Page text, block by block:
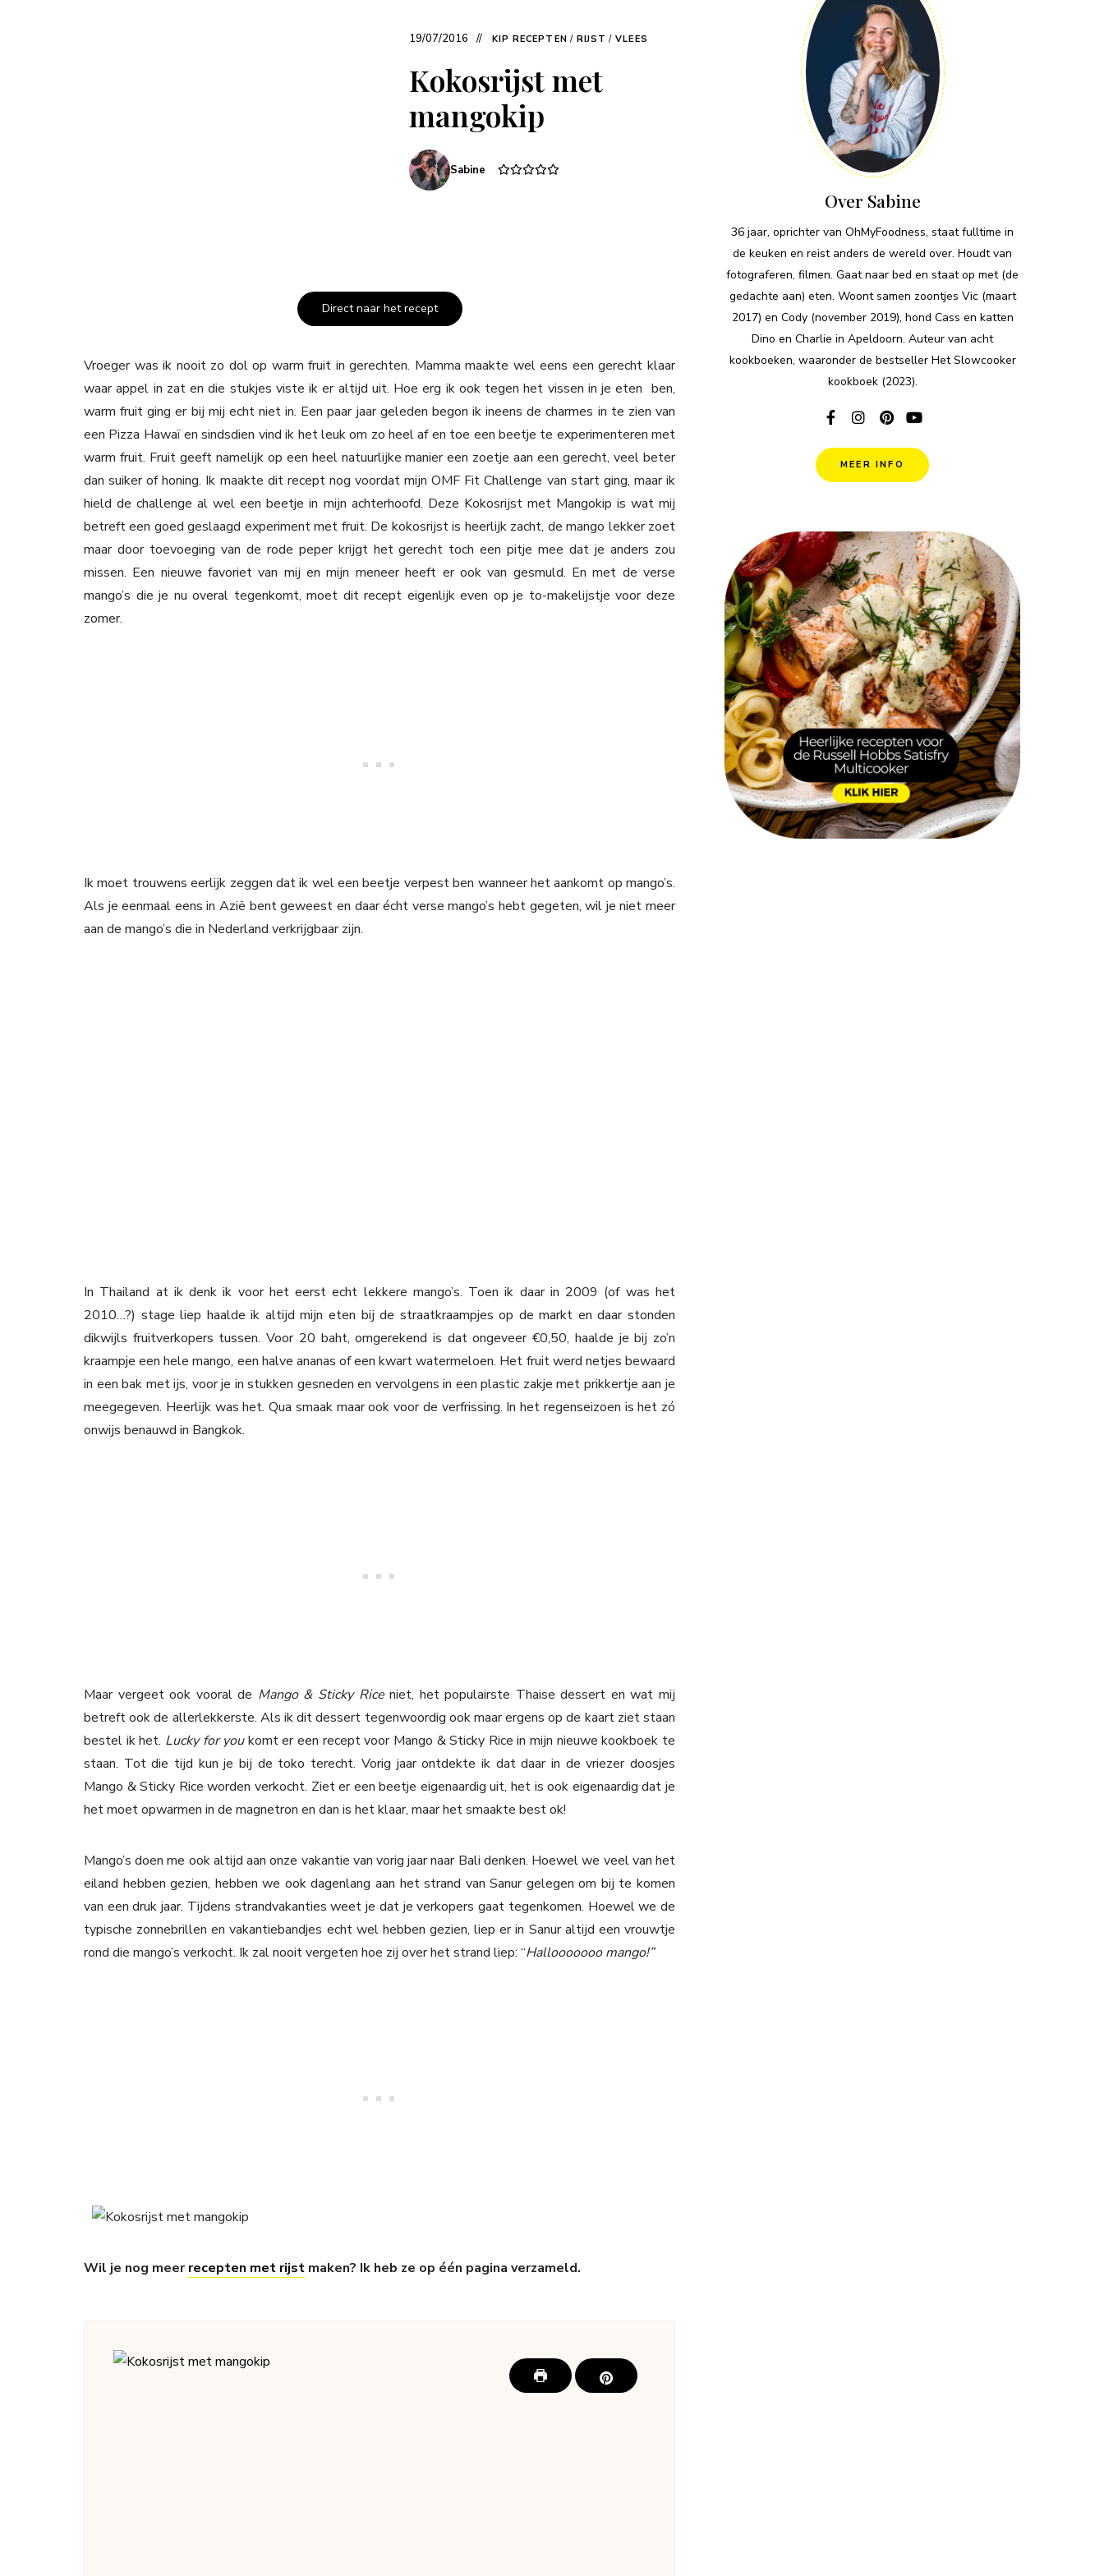
19/07/2016 KIP RECEPTEN / RIJST / VLEES
Kokosrijst met
mangokip
Sabine
Direct naar het recept
Vroeger was ik nooit zo dol op warm fruit in gerechten. Mamma maakte wel eens een gerecht klaar
waar appel in zat en die stukjes viste ik er altijd uit. Hoe erg ik ook tegen het vissen in je eten ben,
warm fruit ging er bij mij echt niet in. Een paar jaar geleden begon ik ineens de charmes in te zien van
een Pizza Hawaï en sindsdien vind ik het leuk om zo heel af en toe een beetje te experimenteren met
warm fruit. Fruit geeft namelijk op een heel natuurlijke manier een zoetje aan een gerecht, veel beter
dan suiker of honing. Ik maakte dit recept nog voordat mijn OMF Fit Challenge van start ging, maar ik
hield de challenge al wel een beetje in mijn achterhoofd. Deze Kokosrijst met Mangokip is wat mij
betreft een goed geslaagd experiment met fruit. De kokosrijst is heerlijk zacht, de mango lekker zoet
maar door toevoeging van de rode peper krijgt het gerecht toch een pitje mee dat je anders zou
missen. Een nieuwe favoriet van mij en mijn meneer heeft er ook van gesmuld. En met de verse
mango’s die je nu overal tegenkomt, moet dit recept eigenlijk even op je to-makelijstje voor deze
zomer.
Ik moet trouwens eerlijk zeggen dat ik wel een beetje verpest ben wanneer het aankomt op mango’s.
Als je eenmaal eens in Azië bent geweest en daar écht verse mango’s hebt gegeten, wil je niet meer
aan de mango’s die in Nederland verkrijgbaar zijn.
In Thailand at ik denk ik voor het eerst echt lekkere mango’s. Toen ik daar in 2009 (of was het
2010…?) stage liep haalde ik altijd mijn eten bij de straatkraampjes op de markt en daar stonden
dikwijls fruitverkopers tussen. Voor 20 baht, omgerekend is dat ongeveer €0,50, haalde je bij zo’n
kraampje een hele mango, een halve ananas of een kwart watermeloen. Het fruit werd netjes bewaard
in een bak met ijs, voor je in stukken gesneden en vervolgens in een plastic zakje met prikkertje aan je
meegegeven. Heerlijk was het. Qua smaak maar ook voor de verfrissing. In het regenseizoen is het zó
onwijs benauwd in Bangkok.
Maar vergeet ook vooral de Mango & Sticky Riceniet, het populairste Thaise dessert en wat mij
betreft ook de allerlekkerste. Als ik dit dessert tegenwoordig ook maar ergens op de kaart ziet staan
bestel ik het. Lucky for youkomt er een recept voor Mango & Sticky Rice in mijn nieuwe kookboek te
staan. Tot die tijd kun je bij de toko terecht. Vorig jaar ontdekte ik dat daar in de vriezer doosjes
Mango & Sticky Rice worden verkocht. Ziet er een beetje eigenaardig uit, het is ook eigenaardig dat je
het moet opwarmen in de magnetron en dan is het klaar, maar het smaakte best ok!
Mango’s doen me ook altijd aan onze vakantie van vorig jaar naar Bali denken. Hoewel we veel van het
eiland hebben gezien, hebben we ook dagenlang aan het strand van Sanur gelegen om bij te komen
van een druk jaar. Tijdens strandvakanties weet je dat je verkopers gaat tegenkomen. Hoewel we de
typische zonnebrillen en vakantiebandjes echt wel hebben gezien, liep er in Sanur altijd een vrouwtje
rond die mango’s verkocht. Ik zal nooit vergeten hoe zij over het strand liep: “Hallooooooo mango!”
Wil je nog meerrecepten met rijst maken? Ik heb ze op één pagina verzameld.
Over Sabine
36 jaar, oprichter van OhMyFoodness, staat fulltime in
de keuken en reist anders de wereld over. Houdt van
fotograferen, filmen. Gaat naar bed en staat op met (de
gedachte aan) eten. Woont samen zoontjes Vic (maart
2017) en Cody (november 2019), hond Cass en katten
Dino en Charlie in Apeldoorn. Auteur van acht
kookboeken, waaronder de bestseller Het Slowcooker
kookboek (2023).
MEER INFO